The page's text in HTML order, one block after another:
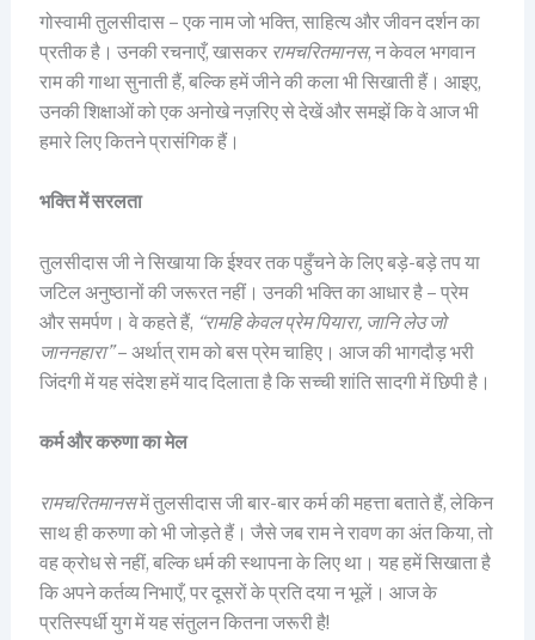
गोस्वामी तुलसीदास – एक नाम जो भक्ति, साहित्य और जीवन दर्शन का
प्रतीक है। उनकी रचनाएँ, खासकर रामचरितमानस, न केवल भगवान
राम की गाथा सुनाती हैं, बल्कि हमें जीने की कला भी सिखाती हैं। आइए,
उनकी शिक्षाओं को एक अनोखे नज़रिए से देखें और समझें कि वे आज भी
हमारे लिए कितने प्रासंगिक हैं।
भक्ति में सरलता
तुलसीदास जी ने सिखाया कि ईश्वर तक पहुँचने के लिए बड़े-बड़े तप या
जटिल अनुष्ठानों की जरूरत नहीं। उनकी भक्ति का आधार है – प्रेम
और समर्पण। वे कहते हैं, “रामहि केवल प्रेम पियारा, जानि लेउ जो
जाननहारा”– अर्थात् राम को बस प्रेम चाहिए। आज की भागदौड़ भरी
जिंदगी में यह संदेश हमें याद दिलाता है कि सच्ची शांति सादगी में छिपी है।
कर्म और करुणा का मेल
रामचरितमानसमें तुलसीदास जी बार-बार कर्म की महत्ता बताते हैं, लेकिन
साथ ही करुणा को भी जोड़ते हैं। जैसे जब राम ने रावण का अंत किया, तो
वह क्रोध से नहीं, बल्कि धर्म की स्थापना के लिए था। यह हमें सिखाता है
कि अपने कर्तव्य निभाएँ, पर दूसरों के प्रति दया न भूलें। आज के
प्रतिस्पर्धी युग में यह संतुलन कितना जरूरी है!